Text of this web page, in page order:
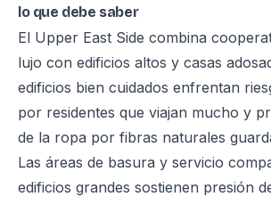
lo que debe saber
El Upper East Side combina
lujo con edificios altos y casas
edificios bien cuidados enfrentan
por residentes que viajan mucho y
de la ropa por fibras naturales
Las áreas de basura y servicio
edificios grandes sostienen presión